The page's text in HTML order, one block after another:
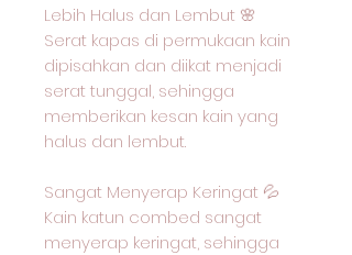
Lebih Halus dan Lembut 🌸
Serat kapas di permukaan kain
dipisahkan dan diikat menjadi
serat tunggal, sehingga
memberikan kesan kain yang
halus dan lembut.
Sangat Menyerap Keringat 💦
Kain katun combed sangat
menyerap keringat, sehingga